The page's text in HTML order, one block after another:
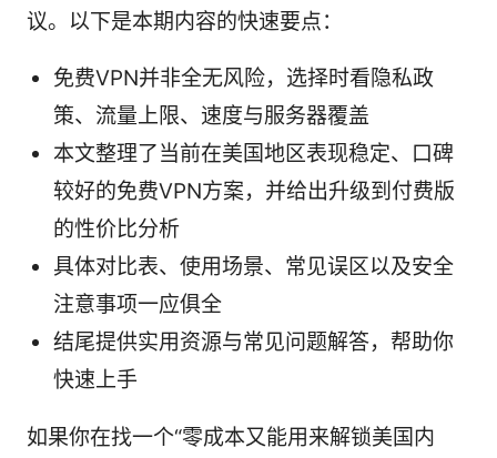
议。以下是本期内容的快速要点：
免费VPN并非全无风险，选择时看隐私政
策、流量上限、速度与服务器覆盖
本文整理了当前在美国地区表现稳定、口碑
较好的免费VPN方案，并给出升级到付费版
的性价比分析
具体对比表、使用场景、常见误区以及安全
注意事项一应俱全
结尾提供实用资源与常见问题解答，帮助你
快速上手
如果你在找一个“零成本又能用来解锁美国内